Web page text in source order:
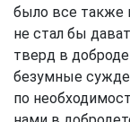
было все также
не стал бы
тверд в
безумные
по